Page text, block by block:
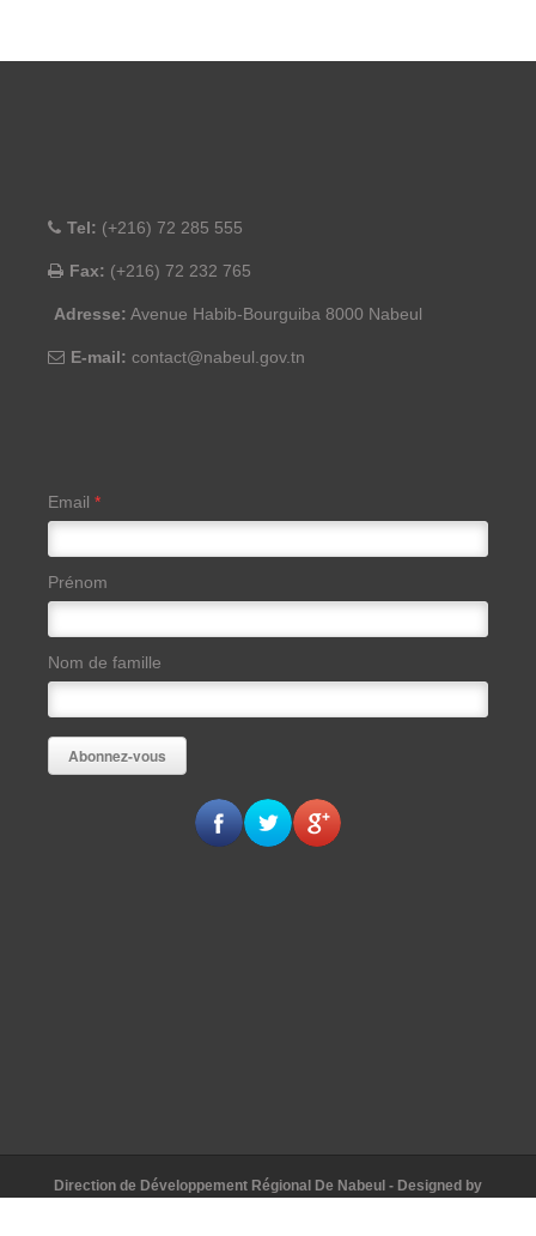
Tel: (+216) 72 285 555
Fax: (+216) 72 232 765
Adresse: Avenue Habib-Bourguiba 8000 Nabeul
E-mail: contact@nabeul.gov.tn
Email *
Prénom
Nom de famille
Direction de Développement Régional De Nabeul - Designed by